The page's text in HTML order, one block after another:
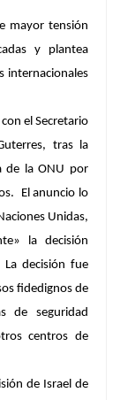
mayor tensión
y plantea
internacionales
el Secretario
tras la
de la ONU por
El anuncio lo
Unidas,
la decisión
La decisión fue
fidedignos de
de seguridad
centros de
de Israel de